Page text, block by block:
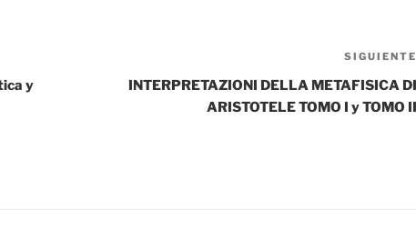
y
SIGUIENTE
INTERPRETAZIONI DELLA METAFISICA DI
ARISTOTELE TOMO I y TOMO II